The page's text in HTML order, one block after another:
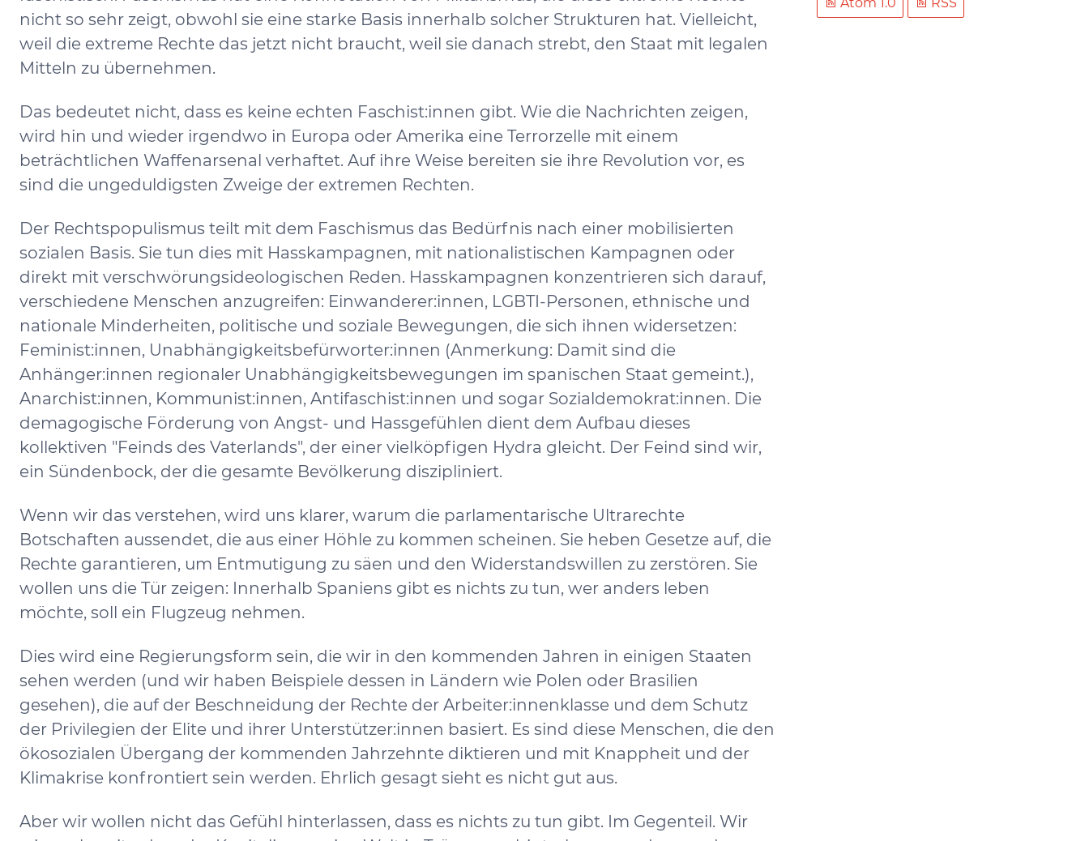
nicht so sehr zeigt, obwohl sie eine starke Basis innerhalb solcher Strukturen hat. Vielleicht,
weil die extreme Rechte das jetzt nicht braucht, weil sie danach strebt, den Staat mit legalen
Mitteln zu übernehmen.
Das bedeutet nicht, dass es keine echten Faschist:innen gibt. Wie die Nachrichten zeigen,
wird hin und wieder irgendwo in Europa oder Amerika eine Terrorzelle mit einem
beträchtlichen Waffenarsenal verhaftet. Auf ihre Weise bereiten sie ihre Revolution vor, es
sind die ungeduldigsten Zweige der extremen Rechten.
Der Rechtspopulismus teilt mit dem Faschismus das Bedürfnis nach einer mobilisierten
sozialen Basis. Sie tun dies mit Hasskampagnen, mit nationalistischen Kampagnen oder
direkt mit verschwörungsideologischen Reden. Hasskampagnen konzentrieren sich darauf,
verschiedene Menschen anzugreifen: Einwanderer:innen, LGBTI-Personen, ethnische und
nationale Minderheiten, politische und soziale Bewegungen, die sich ihnen widersetzen:
Feminist:innen, Unabhängigkeitsbefürworter:innen (Anmerkung: Damit sind die
Anhänger:innen regionaler Unabhängigkeitsbewegungen im spanischen Staat gemeint.),
Anarchist:innen, Kommunist:innen, Antifaschist:innen und sogar Sozialdemokrat:innen. Die
demagogische Förderung von Angst- und Hassgefühlen dient dem Aufbau dieses
kollektiven "Feinds des Vaterlands", der einer vielköpfigen Hydra gleicht. Der Feind sind wir,
ein Sündenbock, der die gesamte Bevölkerung diszipliniert.
Wenn wir das verstehen, wird uns klarer, warum die parlamentarische Ultrarechte
Botschaften aussendet, die aus einer Höhle zu kommen scheinen. Sie heben Gesetze auf, die
Rechte garantieren, um Entmutigung zu säen und den Widerstandswillen zu zerstören. Sie
wollen uns die Tür zeigen: Innerhalb Spaniens gibt es nichts zu tun, wer anders leben
möchte, soll ein Flugzeug nehmen.
Dies wird eine Regierungsform sein, die wir in den kommenden Jahren in einigen Staaten
sehen werden (und wir haben Beispiele dessen in Ländern wie Polen oder Brasilien
gesehen), die auf der Beschneidung der Rechte der Arbeiter:innenklasse und dem Schutz
der Privilegien der Elite und ihrer Unterstützer:innen basiert. Es sind diese Menschen, die den
ökosozialen Übergang der kommenden Jahrzehnte diktieren und mit Knappheit und der
Klimakrise konfrontiert sein werden. Ehrlich gesagt sieht es nicht gut aus.
Aber wir wollen nicht das Gefühl hinterlassen, dass es nichts zu tun gibt. Im Gegenteil. Wir